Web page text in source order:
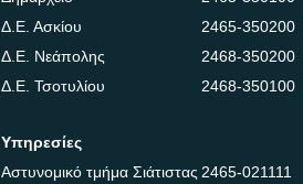
Δ.Ε. Ασκίου
2465-350200
Δ.Ε. Νεάπολης
2468-350200
Δ.Ε. Τσοτυλίου
2468-350100
Υπηρεσίες
Αστυνομικό τμήμα Σιάτιστας2465-021111